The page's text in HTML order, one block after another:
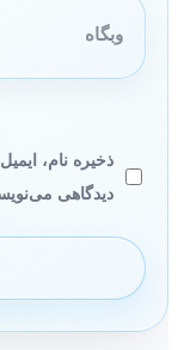
وبگاه
ذخیره نام،
دیدگاهی